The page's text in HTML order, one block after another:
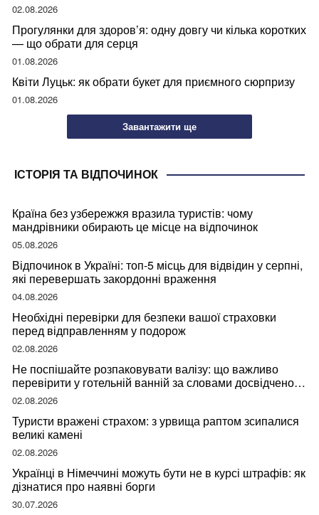
02.08.2026
Прогулянки для здоров’я: одну довгу чи кілька коротких
— що обрати для серця
01.08.2026
Квіти Луцьк: як обрати букет для приємного сюрпризу
01.08.2026
Завантажити ще
ІСТОРІЯ ТА ВІДПОЧИНОК
Країна без узбережжя вразила туристів: чому
мандрівники обирають це місце на відпочинок
05.08.2026
Відпочинок в Україні: топ-5 місць для відвідин у серпні,
які перевершать закордонні враження
04.08.2026
Необхідні перевірки для безпеки вашої страховки
перед відправленням у подорож
02.08.2026
Не поспішайте розпаковувати валізу: що важливо
перевірити у готельній ванній за словами досвідченої
мандрівниці
02.08.2026
Туристи вражені страхом: з урвища раптом зсипалися
великі камені
02.08.2026
Українці в Німеччині можуть бути не в курсі штрафів: як
дізнатися про наявні борги
30.07.2026